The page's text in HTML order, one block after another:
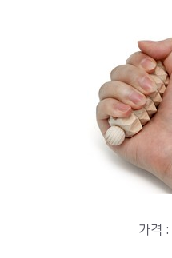
가격 :